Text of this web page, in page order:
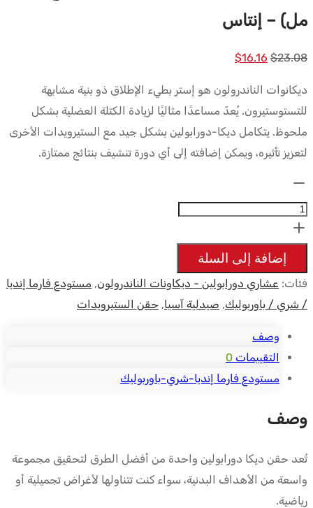
مل) – إنتاس
$23.08
السعر
$23.08.
$16.16 السعر
هو:
ديكانوات الناندرولون هو إستر بطيء الإطلاق ذو بنية مشابهة
للتستوستيرون. يُعدّ مساعدًا مثاليًا لزيادة الكتلة العضلية بشكل
ملحوظ. يتكامل ديكا-دورابولين بشكل جيد مع الستيرويدات الأخرى
لتعزيز تأثيره، ويمكن إضافته إلى أي دورة تنشيف بنتائج ممتازة.
Nandrolones
instabolin
100mg)
(1
ml)
Intas
إضافة إلى السلة
فئات: عشاري دورابولين - ديكاونات الناندرولون, مستودع فارما إنديا
/ شري / باوربوليك, صيدلية آسيا, حقن الستيرويدات
وصف
التقييمات 0
مستودع فارما إنديا-شري-باوربوليك
وصف
تُعد حقن ديكا دورابولين واحدة من أفضل الطرق لتحقيق مجموعة
واسعة من الأهداف البدنية، سواء كنت تتناولها لأغراض تجميلية أو
رياضية.